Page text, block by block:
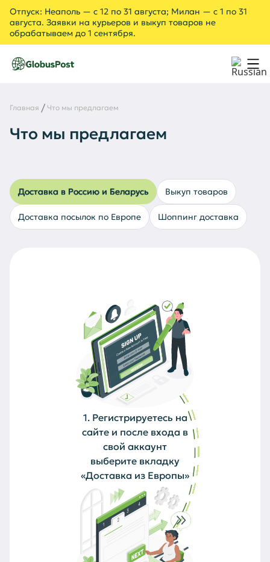
Отпуск: Неаполь — с 12 по 31 августа; Милан — с 1 по 31
августа. Заявки на курьеров и выкуп товаров не
обрабатываем до 1 сентября.
Шоппинг в Европе с доставкой в Россию
Главная Что мы предлагаем
Что мы предлагаем
Доставка в Россию и Беларусь Выкуп товаров
Доставка посылок по Европе Шоппинг доставка
1. Регистрируетесь на
сайте и после входа в
свой аккаунт
выберите вкладку
«Доставка из Европы»